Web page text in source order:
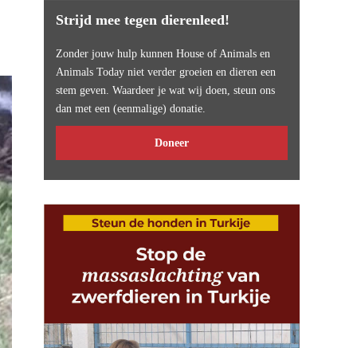
Strijd mee tegen dierenleed!
Zonder jouw hulp kunnen House of Animals en
Animals Today niet verder groeien en dieren een
stem geven. Waardeer je wat wij doen, steun ons
dan met een (eenmalige) donatie.
Doneer